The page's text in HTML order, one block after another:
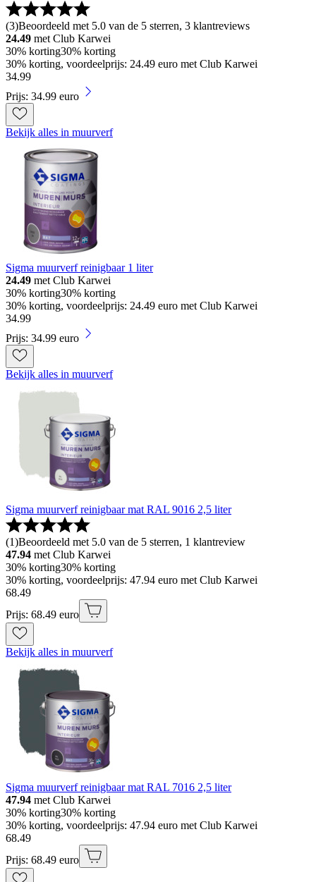
(3)Beoordeeld met 5.0 van de 5 sterren, 3 klantreviews
24.49 met Club Karwei
30% korting30% korting
30% korting, voordeelprijs: 24.49 euro met Club Karwei
34.99
Prijs: 34.99 euro
Bekijk alles in muurverf
Sigma muurverf reinigbaar 1 liter
24.49 met Club Karwei
30% korting30% korting
30% korting, voordeelprijs: 24.49 euro met Club Karwei
34.99
Prijs: 34.99 euro
Bekijk alles in muurverf
Sigma muurverf reinigbaar mat RAL 9016 2,5 liter
(1)Beoordeeld met 5.0 van de 5 sterren, 1 klantreview
47.94 met Club Karwei
30% korting30% korting
30% korting, voordeelprijs: 47.94 euro met Club Karwei
68.49
Prijs: 68.49 euro
Bekijk alles in muurverf
Sigma muurverf reinigbaar mat RAL 7016 2,5 liter
47.94 met Club Karwei
30% korting30% korting
30% korting, voordeelprijs: 47.94 euro met Club Karwei
68.49
Prijs: 68.49 euro